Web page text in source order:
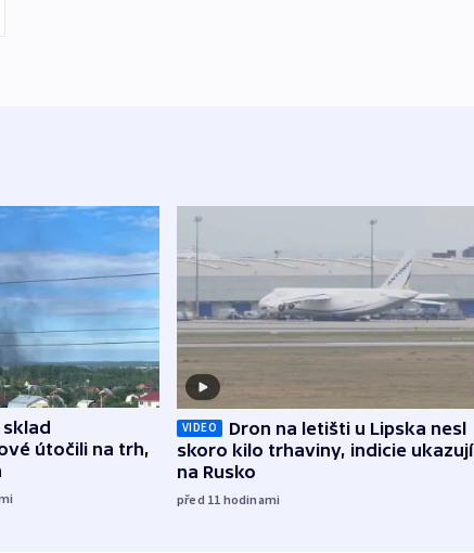
sklad
útočili na trh,
VIDEO
Dron na letišti u Lipska nesl
skoro kilo trhaviny, indicie ukazují
na Rusko
před 11 hodinami